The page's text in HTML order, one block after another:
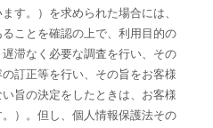
す。）を求められた場合には、
ことを確認の上で、利用目的の
滞なく必要な調査を行い、その
訂正等を行い、その旨をお客様
旨の決定をしたときは、お客様
）。但し、個人情報保護法その